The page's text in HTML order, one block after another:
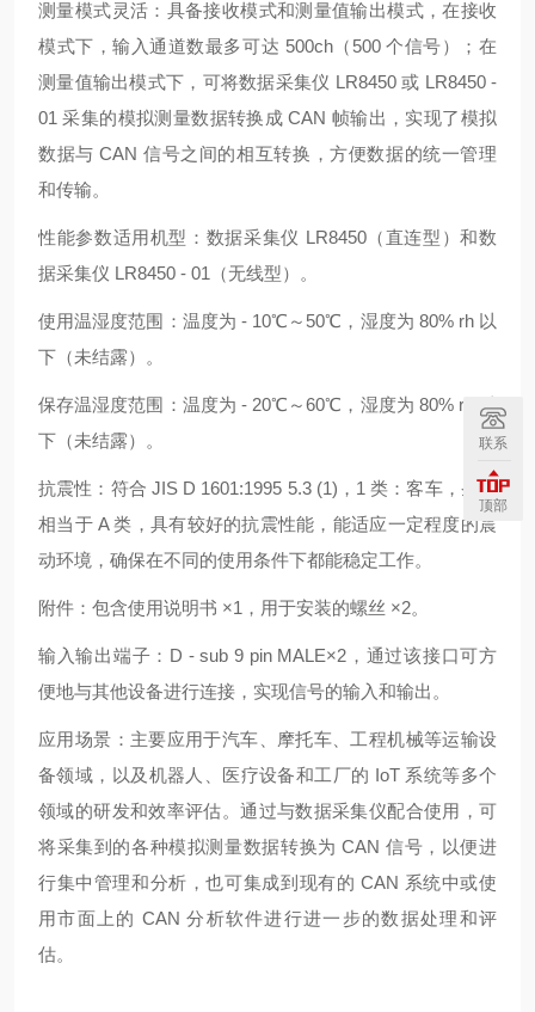
测量模式灵活：具备接收模式和测量值输出模式，在接收
模式下，输入通道数最多可达 500ch（500 个信号）；在
测量值输出模式下，可将数据采集仪 LR8450 或 LR8450 -
01 采集的模拟测量数据转换成 CAN 帧输出，实现了模拟
数据与 CAN 信号之间的相互转换，方便数据的统一管理
和传输。
性能参数适用机型：数据采集仪 LR8450（直连型）和数
据采集仪 LR8450 - 01（无线型）。
使用温湿度范围：温度为 - 10℃～50℃，湿度为 80% rh 以
下（未结露）。
保存温湿度范围：温度为 - 20℃～60℃，湿度为 80% rh 以
下（未结露）。
抗震性：符合 JIS D 1601:1995 5.3 (1)，1 类：客车，条件
相当于 A 类，具有较好的抗震性能，能适应一定程度的震
动环境，确保在不同的使用条件下都能稳定工作。
附件：包含使用说明书 ×1，用于安装的螺丝 ×2。
输入输出端子：D - sub 9 pin MALE×2，通过该接口可方
便地与其他设备进行连接，实现信号的输入和输出。
应用场景：主要应用于汽车、摩托车、工程机械等运输设
备领域，以及机器人、医疗设备和工厂的 IoT 系统等多个
领域的研发和效率评估。通过与数据采集仪配合使用，可
将采集到的各种模拟测量数据转换为 CAN 信号，以便进
行集中管理和分析，也可集成到现有的 CAN 系统中或使
用市面上的 CAN 分析软件进行进一步的数据处理和评
估。
联系
顶部